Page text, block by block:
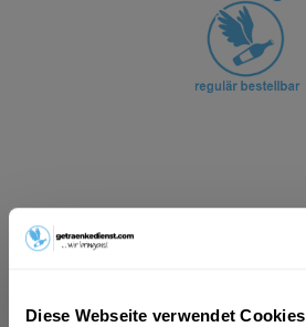
Diese Webseite verwendet Cookies
ab 5,49 € *
Vorrätig